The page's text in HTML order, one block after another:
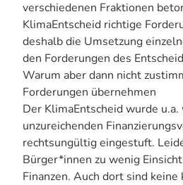
verschiedenen Fraktionen
KlimaEntscheid richtige
deshalb die Umsetzung
den Forderungen des
Warum aber dann nicht
Forderungen übernehmen
Der KlimaEntscheid wurde
unzureichenden
rechtsungültig eingestuft.
Bürger*innen zu wenig
Finanzen. Auch dort sind keine